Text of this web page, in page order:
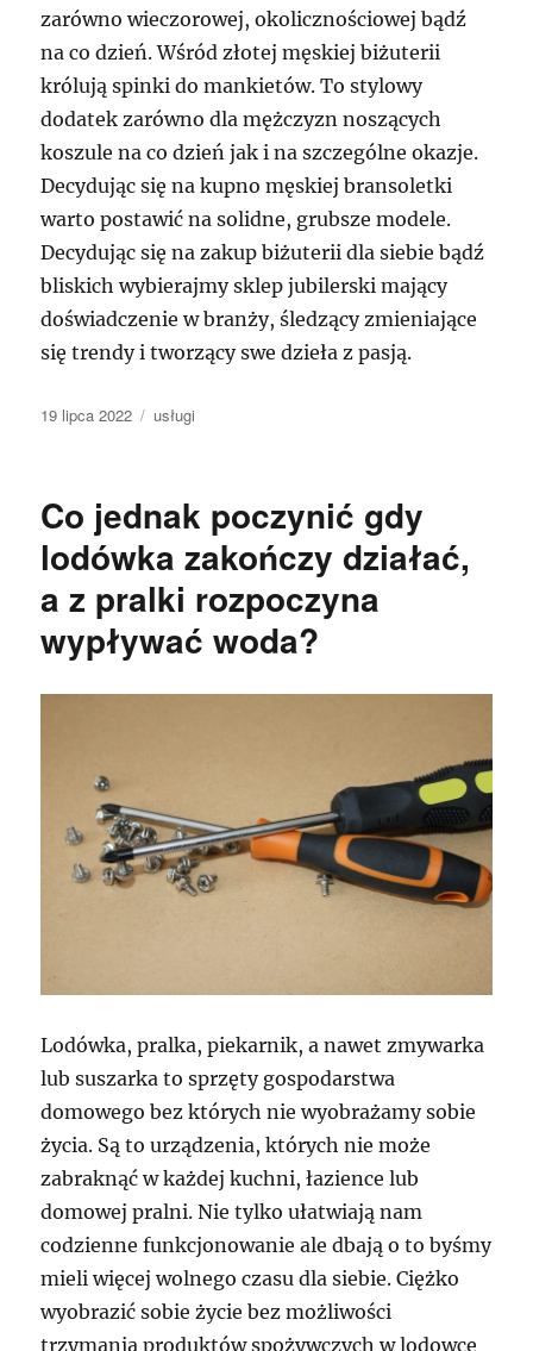
zarówno wieczorowej, okolicznościowej bądź
na co dzień. Wśród złotej męskiej biżuterii
królują spinki do mankietów. To stylowy
dodatek zarówno dla mężczyzn noszących
koszule na co dzień jak i na szczególne okazje.
Decydując się na kupno męskiej bransoletki
warto postawić na solidne, grubsze modele.
Decydując się na zakup biżuterii dla siebie bądź
bliskich wybierajmy sklep jubilerski mający
doświadczenie w branży, śledzący zmieniające
się trendy i tworzący swe dzieła z pasją.
Data
19 lipca 2022 Kategorie
usługi
Co jednak poczynić gdy
lodówka zakończy działać,
a z pralki rozpoczyna
wypływać woda?
Lodówka, pralka, piekarnik, a nawet zmywarka
lub suszarka to sprzęty gospodarstwa
domowego bez których nie wyobrażamy sobie
życia. Są to urządzenia, których nie może
zabraknąć w każdej kuchni, łazience lub
domowej pralni. Nie tylko ułatwiają nam
codzienne funkcjonowanie ale dbają o to byśmy
mieli więcej wolnego czasu dla siebie. Ciężko
wyobrazić sobie życie bez możliwości
trzymania produktów spożywczych w lodowce